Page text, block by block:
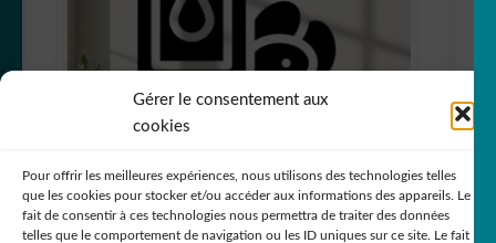
Gérer le consentement aux
cookies
Pour offrir les meilleures expériences, nous utilisons des technologies telles
que les cookies pour stocker et/ou accéder aux informations des appareils. Le
fait de consentir à ces technologies nous permettra de traiter des données
telles que le comportement de navigation ou les ID uniques sur ce site. Le fait
sticker autocollant olive nourriture
restaurant fruit 4 OS6UF